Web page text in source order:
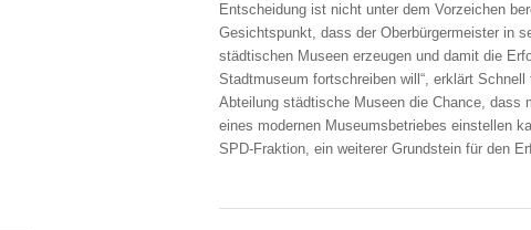
Entscheidung ist nicht unter dem Vorzeichen
Gesichtspunkt, dass der Oberbürgermeister in
städtischen Museen erzeugen und damit die
Stadtmuseum fortschreiben will“, erklärt
Abteilung städtische Museen die Chance, dass
eines modernen Museumsbetriebes einstellen
SPD-Fraktion, ein weiterer Grundstein für den